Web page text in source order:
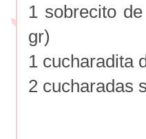
1 sobrecito
gr)
1 cucharadita
2 cucharadas